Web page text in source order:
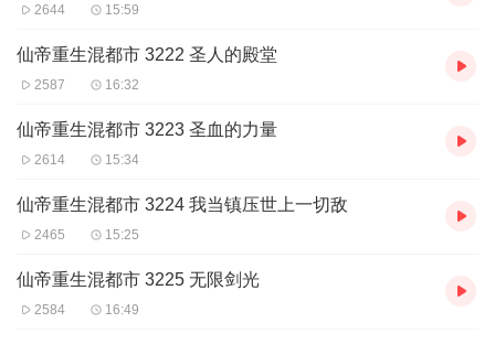
2644 15:59
仙帝重生混都市 3222 圣人的殿堂
2587 16:32
仙帝重生混都市 3223 圣血的力量
2614 15:34
仙帝重生混都市 3224 我当镇压世上一切敌
2465 15:25
仙帝重生混都市 3225 无限剑光
2584 16:49